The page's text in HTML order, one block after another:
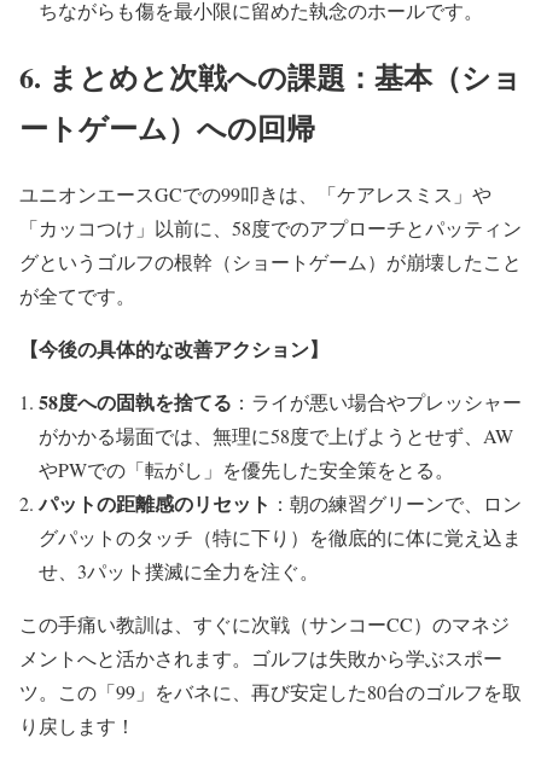
ちながらも傷を最小限に留めた執念のホールです。
6. まとめと次戦への課題：基本（ショ
ートゲーム）への回帰
ユニオンエースGCでの99叩きは、「ケアレスミス」や
「カッコつけ」以前に、58度でのアプローチとパッティン
グというゴルフの根幹（ショートゲーム）が崩壊したこと
が全てです。
【今後の具体的な改善アクション】
58度への固執を捨てる ：ライが悪い場合やプレッシャー
がかかる場面では、無理に58度で上げようとせず、AW
やPWでの「転がし」を優先した安全策をとる。
パットの距離感のリセット ：朝の練習グリーンで、ロン
グパットのタッチ（特に下り）を徹底的に体に覚え込ま
せ、3パット撲滅に全力を注ぐ。
この手痛い教訓は、すぐに次戦（サンコーCC）のマネジ
メントへと活かされます。ゴルフは失敗から学ぶスポー
ツ。この「99」をバネに、再び安定した80台のゴルフを取
り戻します！